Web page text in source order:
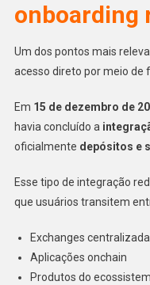
onboarding
Um dos pontos mais
acesso direto por meio de
Em 15 de dezembro de
havia concluído a
oficialmente depósitos e
Esse tipo de integração
que usuários transitem
Exchanges
Aplicações onchain
Produtos do